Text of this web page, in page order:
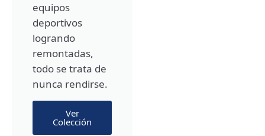
equipos
deportivos
logrando
remontadas,
todo se trata de
nunca rendirse.
Ver
Colección